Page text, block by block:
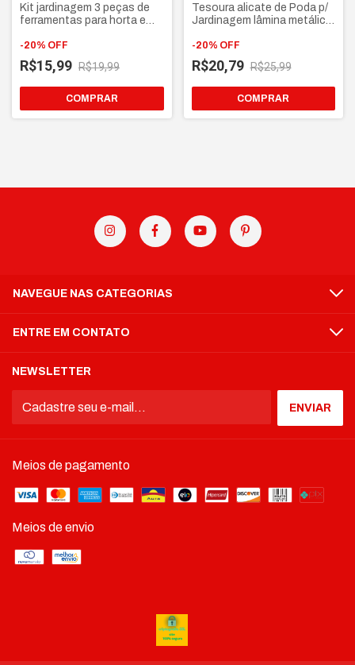
Kit jardinagem 3 peças de
ferramentas para horta e
-20% OFF
R$15,99 R$19,99
Tesoura alicate de Poda p/
Jardinagem lâmina metálica
plantas
-20% OFF
R$20,79 R$25,99
NAVEGUE NAS CATEGORIAS
ENTRE EM CONTATO
NEWSLETTER
Meios de pagamento
Meios de envio